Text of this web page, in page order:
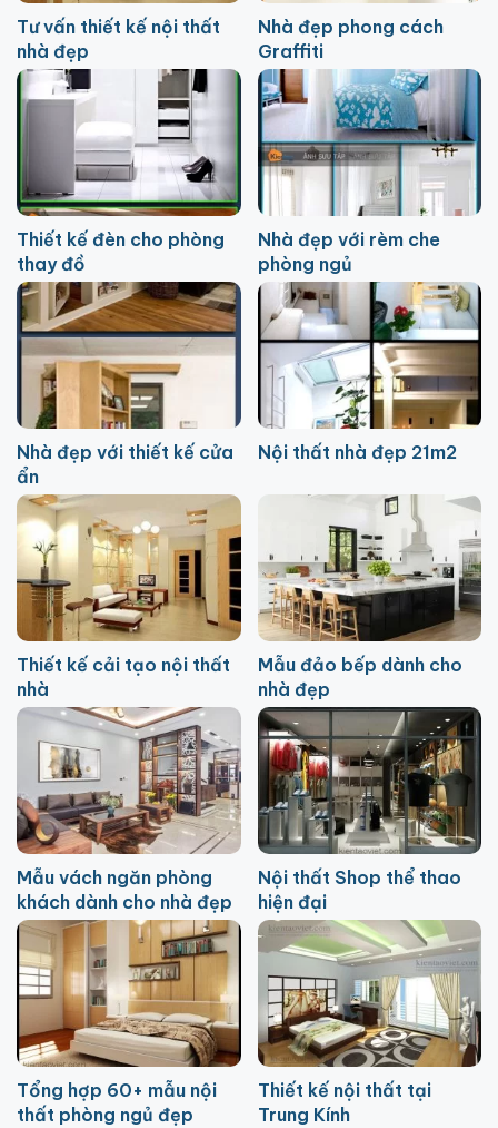
Tư vấn thiết kế nội thất
nhà đẹp
Nhà đẹp phong cách
Graffiti
Thiết kế đèn cho phòng
thay đồ
Nhà đẹp với rèm che
phòng ngủ
Nhà đẹp với thiết kế cửa
ẩn
Nội thất nhà đẹp 21m2
Thiết kế cải tạo nội thất
nhà
Mẫu đảo bếp dành cho
nhà đẹp
Mẫu vách ngăn phòng
khách dành cho nhà đẹp
Nội thất Shop thể thao
hiện đại
Tổng hợp 60+ mẫu nội
thất phòng ngủ đẹp
Thiết kế nội thất tại
Trung Kính